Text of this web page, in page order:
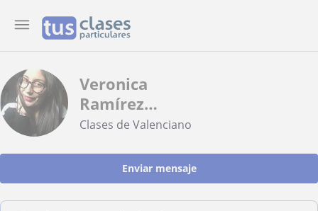
Veronica
Ramírez
Roselló
Clases de Valenciano
Enviar mensaje